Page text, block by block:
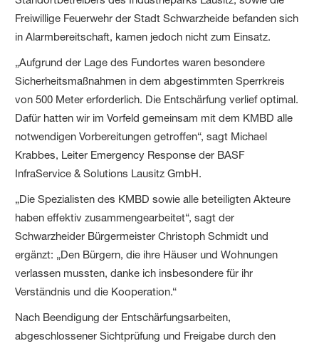
Freiwillige Feuerwehr der Stadt Schwarzheide befanden sich
in Alarmbereitschaft, kamen jedoch nicht zum Einsatz.
„Aufgrund der Lage des Fundortes waren besondere
Sicherheitsmaßnahmen in dem abgestimmten Sperrkreis
von 500 Meter erforderlich. Die Entschärfung verlief optimal.
Dafür hatten wir im Vorfeld gemeinsam mit dem KMBD alle
notwendigen Vorbereitungen getroffen“, sagt Michael
Krabbes, Leiter Emergency Response der BASF
InfraService & Solutions Lausitz GmbH.
„Die Spezialisten des KMBD sowie alle beteiligten Akteure
haben effektiv zusammengearbeitet“, sagt der
Schwarzheider Bürgermeister Christoph Schmidt und
ergänzt: „Den Bürgern, die ihre Häuser und Wohnungen
verlassen mussten, danke ich insbesondere für ihr
Verständnis und die Kooperation.“
Nach Beendigung der Entschärfungsarbeiten,
abgeschlossener Sichtprüfung und Freigabe durch den